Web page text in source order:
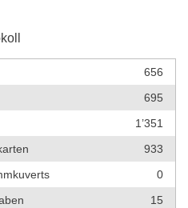
656
695
1’351
933
0
15